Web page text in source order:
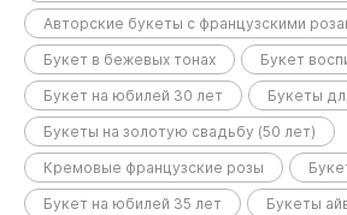
Авторские букеты с французскими
Букет в бежевых тонах
Букет
Букет на юбилей 30 лет
Букеты
Букеты на золотую свадьбу (50 лет)
Кремовые французские розы
Букет на юбилей 35 лет
Букеты